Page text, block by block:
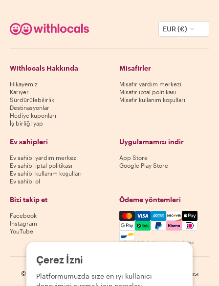
EUR (€)
Withlocals Hakkında
Hikayemiz
Kariyer
Sürdürülebilirlik
Destinasyonlar
Hediye kuponları
İş birliği yap
Misafirler
Misafir yardım merkezi
Misafir iptal politikası
Misafir kullanım koşulları
Ev sahipleri
Ev sahibi yardım merkezi
Ev sahibi iptal politikası
Ev sahibi kullanım koşulları
Ev sahibi ol
Uygulamamızı indir
App Store
Google Play Store
Bizi takip et
Facebook
Instagram
YouTube
Ödeme yöntemleri
Mastercard, Visa, Amex,
Kullanılabilirlik destinasyona göre değişir
© 2026 Withlocals.com Gizlilik Politikası | Site haritası
Çerez İzni
Platformumuzda size en iyi kullanıcı